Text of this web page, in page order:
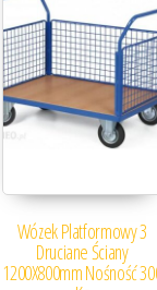
Wózek Platformowy 3
Druciane Ściany
1200X800mm Nośność